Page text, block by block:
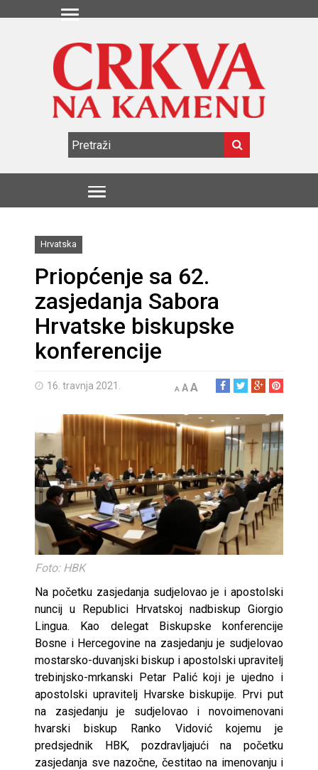
Hrvatska
Priopćenje sa 62.
zasjedanja Sabora
Hrvatske biskupske
konferencije
16. travnja 2021. A AA
Foto: HBK
Na početku zasjedanja sudjelovao je i apostolski
nuncij u Republici Hrvatskoj nadbiskup Giorgio
Lingua. Kao delegat Biskupske konferencije
Bosne i Hercegovine na zasjedanju je sudjelovao
mostarsko-duvanjski biskup i apostolski upravitelj
trebinjsko-mrkanski Petar Palić koji je ujedno i
apostolski upravitelj Hvarske biskupije. Prvi put
na zasjedanju je sudjelovao i novoimenovani
hvarski biskup Ranko Vidović kojemu je
predsjednik HBK, pozdravljajući na početku
zasjedanja sve nazočne, čestitao na imenovanju i